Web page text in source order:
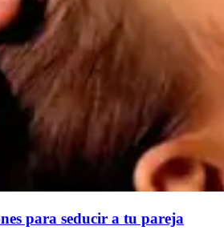
para seducir a tu pareja